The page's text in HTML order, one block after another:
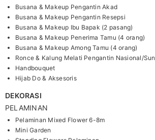
Busana & Makeup Pengantin Akad
Busana & Makeup Pengantin Resepsi
Busana & Makeup Ibu Bapak (2 pasang)
Busana & Makeup Penerima Tamu (4 orang)
Busana & Makeup Among Tamu (4 orang)
Ronce & Kalung Melati Pengantin Nasional/
Handbouquet
Hijab Do & Aksesoris
DEKORASI
PELAMINAN
Pelaminan Mixed Flower 6-8m
Mini Garden